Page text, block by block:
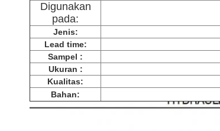
Digunakan
pada:
Jenis:
Lead time:
Sampel :
Ukuran :
Kualitas:
Bahan: